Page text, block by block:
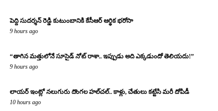
పెద్ది సుదర్శన్ రెడ్డి కుటుంబానికి కేసీఆర్ ఆర్థిక భరోసా
9 hours ago
“తాగిన మత్తులోనే సూసైడ్ నోట్ రాశా.. ఇప్పుడు అది ఎక్కడుందో తెలియదు!”
9 hours ago
లాయర్ ఇంట్లో నలుగురు దొంగల హల్‌చల్.. కాళ్లు, చేతులు కట్టేసి మరీ దోపిడీ
10 hours ago